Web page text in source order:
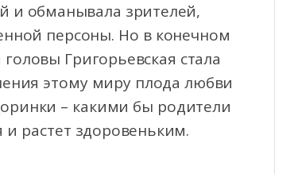
и обманывала зрителей,
персоны. Но в конечном
Григорьевская стала
этому миру плода любви
– какими бы родители
растет здоровеньким.